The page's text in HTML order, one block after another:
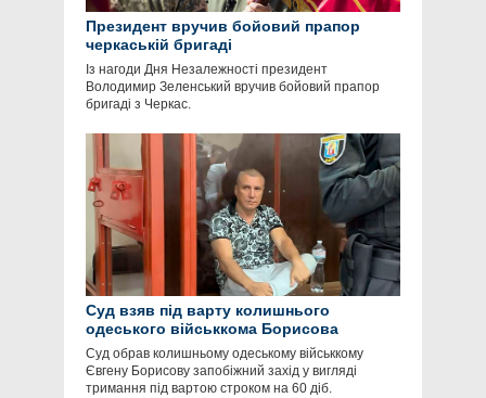
Президент вручив бойовий прапор
черкаській бригаді
Із нагоди Дня Незалежності президент
Володимир Зеленський вручив бойовий прапор
бригаді з Черкас.
Суд взяв під варту колишнього
одеського військкома Борисова
Суд обрав колишньому одеському військкому
Євгену Борисову запобіжний захід у вигляді
тримання під вартою строком на 60 діб.